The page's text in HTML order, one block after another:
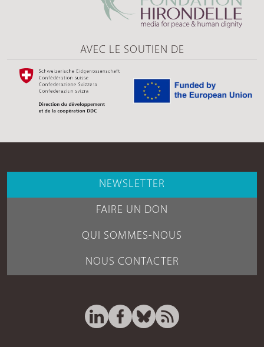
AVEC LE SOUTIEN DE
NEWSLETTER
FAIRE UN DON
QUI SOMMES-NOUS
NOUS CONTACTER